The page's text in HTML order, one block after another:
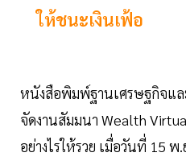
ให้ชนะเงินเฟ้อ
หนังสือพิมพ์ฐานเศรษฐกิจแ
จัดงานสัมมนา Wealth
อย่างไรให้รวย เมื่อวันที่ 15 พ